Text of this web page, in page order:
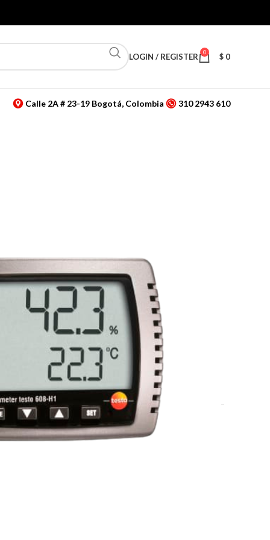
LOGIN / REGISTER 0 $ 0
Calle 2A # 23-19 Bogotá, Colombia 310 2943 610
y
de mesa o
para mediciones continuas de las condiciones
de medición en, por ejemplo, oficinas, almacenes,
la temperatura, la humedad ambiente y el
posterior del termohigrómetro permite colgarlo en la
estantería.